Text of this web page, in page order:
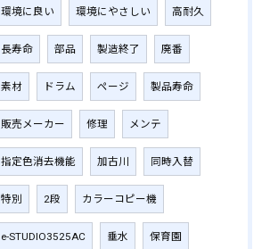
環境に良い 環境にやさしい 高耐久
長寿命 部品 製造終了 廃番
素材 ドラム ページ 製品寿命
販売メーカー 修理 メンテ
指定色消去機能 加古川 同時入替
特別 2段 カラーコピー機
e-STUDIO3525AC 垂水 保育園